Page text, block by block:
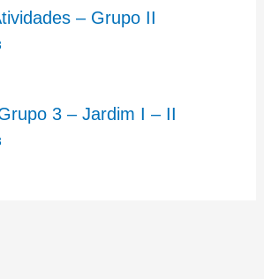
– Grupo II
3 – Jardim I – II